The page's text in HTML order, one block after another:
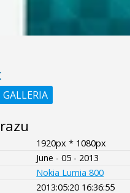
GALLERIA
1920px * 1080px
June - 05 - 2013
Nokia Lumia 800
2013:05:20 16:36:55